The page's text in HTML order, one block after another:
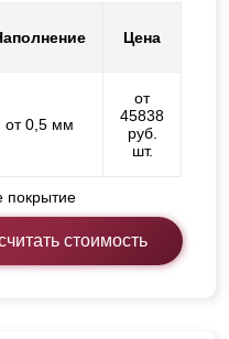
Цена
от 0,5 мм
от
45838
руб.
шт.
стоимость